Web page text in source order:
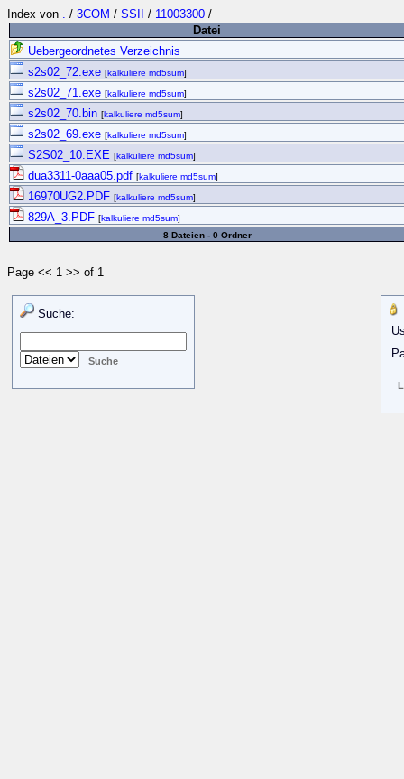
Index von . / 3COM / SSII / 11003300 /
Datei
Uebergeordnetes Verzeichnis
s2s02_72.exe [kalkuliere md5sum]
s2s02_71.exe [kalkuliere md5sum]
s2s02_70.bin [kalkuliere md5sum]
s2s02_69.exe [kalkuliere md5sum]
S2S02_10.EXE [kalkuliere md5sum]
dua3311-0aaa05.pdf [kalkuliere md5sum]
16970UG2.PDF [kalkuliere md5sum]
829A_3.PDF [kalkuliere md5sum]
8 Dateien - 0 Ordner
Page << 1 >> of 1
Suche: